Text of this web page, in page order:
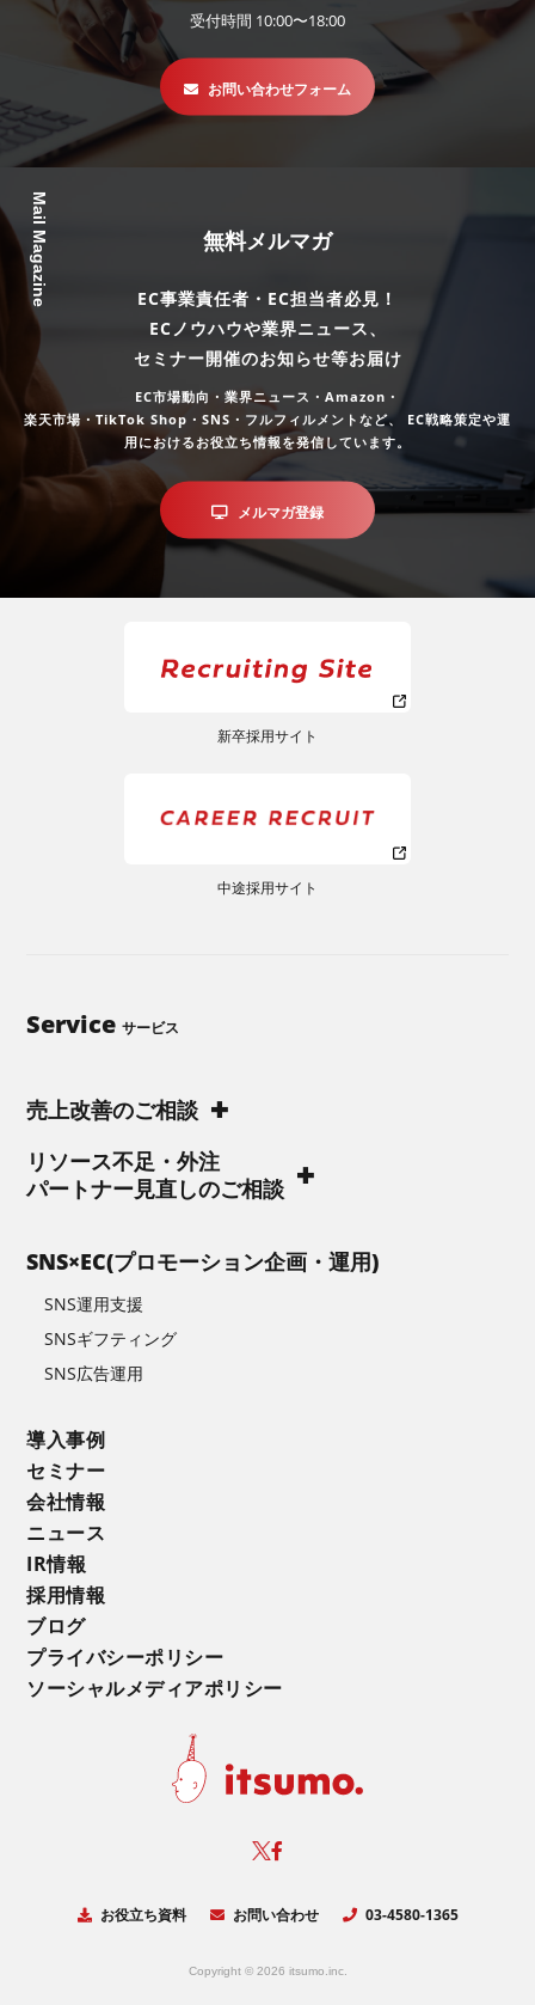
受付時間 10:00〜18:00
お問い合わせフォーム
Mail Magazine 無料メルマガ
EC事業責任者・EC担当者必見！
ECノウハウや業界ニュース、
セミナー開催のお知らせ等お届け
EC市場動向・業界ニュース・Amazon・
楽天市場・TikTok Shop・SNS・フルフィルメントなど、
EC戦略策定や運
用におけるお役立ち情報を発信しています。
メルマガ登録
新卒採用サイト
中途採用サイト
Serviceサービス
売上改善のご相談
リソース不足・外注
パートナー見直しのご相談
SNS×EC(プロモーション企画・運用)
SNS運用支援
SNSギフティング
SNS広告運用
導入事例
セミナー
会社情報
ニュース
IR情報
採用情報
ブログ
プライバシーポリシー
ソーシャルメディアポリシー
お役立ち資料 お問い合わせ 03-4580-1365
Copyright © 2026 itsumo.inc.